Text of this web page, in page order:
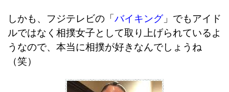
しかも、フジテレビの「バイキング」でもアイド
ルではなく相撲女子として取り上げられているよ
うなので、本当に相撲が好きなんでしょうね
（笑）